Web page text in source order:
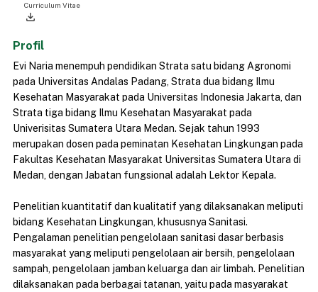
Curriculum Vitae
file_download
Profil
Evi Naria menempuh pendidikan Strata satu bidang Agronomi
pada Universitas Andalas Padang, Strata dua bidang Ilmu
Kesehatan Masyarakat pada Universitas Indonesia Jakarta, dan
Strata tiga bidang Ilmu Kesehatan Masyarakat pada
Univerisitas Sumatera Utara Medan. Sejak tahun 1993
merupakan dosen pada peminatan Kesehatan Lingkungan pada
Fakultas Kesehatan Masyarakat Universitas Sumatera Utara di
Medan, dengan Jabatan fungsional adalah Lektor Kepala.
Penelitian kuantitatif dan kualitatif yang dilaksanakan meliputi
bidang Kesehatan Lingkungan, khususnya Sanitasi.
Pengalaman penelitian pengelolaan sanitasi dasar berbasis
masyarakat yang meliputi pengelolaan air bersih, pengelolaan
sampah, pengelolaan jamban keluarga dan air limbah. Penelitian
dilaksanakan pada berbagai tatanan, yaitu pada masyarakat